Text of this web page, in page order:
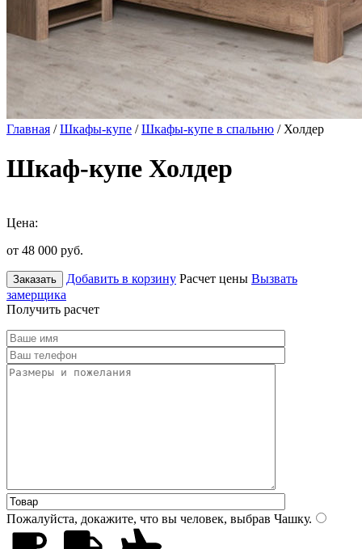
Главная /Шкафы-купе /Шкафы-купе в спальню / Холдер
Шкаф-купе Холдер
Цена:
от 48 000 руб.
Заказать Добавить в корзину Расчет цены Вызвать
замерщика
Получить расчет
Пожалуйста, докажите, что вы человек, выбрав Чашку.